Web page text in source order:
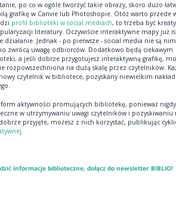
po co w ogóle tworzyć takie obrazy, skoro dużo
grafikę w Canvie lub Photoshopie. Otóż warto przede
profil biblioteki w social mediach, to trzeba być
literatury. Oczywiście interaktywne mapy już
działanie. Jednak - po pierwsze - social media nie są
zwrócą uwagę odbiorców. Dodatkowo będą ciekawym
a jeśli dobrze przygotujesz interaktywną grafikę,
rozpowszechniona na dużą skalę przez czytelników.
czytelnik w bibliotece, pozyskany niewielkim
aktywności promujących bibliotekę, ponieważ
w utrzymywaniu uwagi czytelników i pozyskiwaniu
przyjęte, możesz z nich korzystać, publikując
.
informacje biblioteczne, dołącz do newsletter BIBLIO!